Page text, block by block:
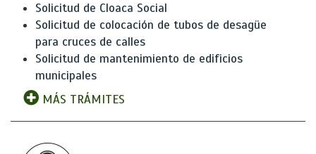
Solicitud de Cloaca Social
Solicitud de colocación de tubos de desagüe
para cruces de calles
Solicitud de mantenimiento de edificios
municipales
MÁS TRÁMITES